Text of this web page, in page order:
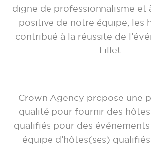
digne de professionnalisme et
positive de notre équipe, les
contribué à la réussite de
Lillet.
Crown Agency propose une
qualité pour fournir des
qualifiés pour des
équipe d’hôtes(ses)